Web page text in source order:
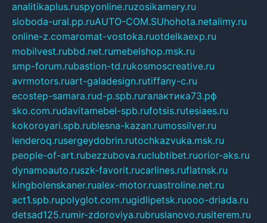
analitikaplus.ruspyonline.ruzosikamery.ru
sloboda-ural.pp.ruAUTO-COM.SUhohota.netalimy.ru
online-z.comaromat-vostoka.ruotdelkaexp.ru
mobilvest.rubbd.net.rumebelshop.msk.ru
smp-forum.rubastion-td.rukosmoscreative.ru
avrmotors.ruart-galadesign.rutiffany-c.ru
ecostep-samara.rud-p.spb.ruгалактика73.рф
sko.com.rudavitamebel-spb.rufotsis.rutesiaes.ru
kokoroyari.spb.rublesna-kazan.rumossilver.ru
lenderoq.rusergeydobrin.rutochkazvuka.msk.ru
people-of-art.rubezzubova.ruclubtibet.ruorior-aks.ru
dynamoauto.ruszk-favorit.rucarlines.ruflatnsk.ru
kingbolenskaner.rualex-motor.ruastroline.net.ru
act1.spb.rupolyglot.com.rugidlipetsk.ruooo-driada.ru
detsad125.rumir-zdoroviya.rubruslanovo.rusiterem.ru